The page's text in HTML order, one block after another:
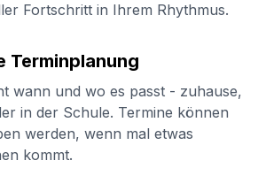
Fortschritt in Ihrem Rhythmus.
Terminplanung
wann und wo es passt - zuhause,
in der Schule. Termine können
werden, wenn mal etwas
kommt.